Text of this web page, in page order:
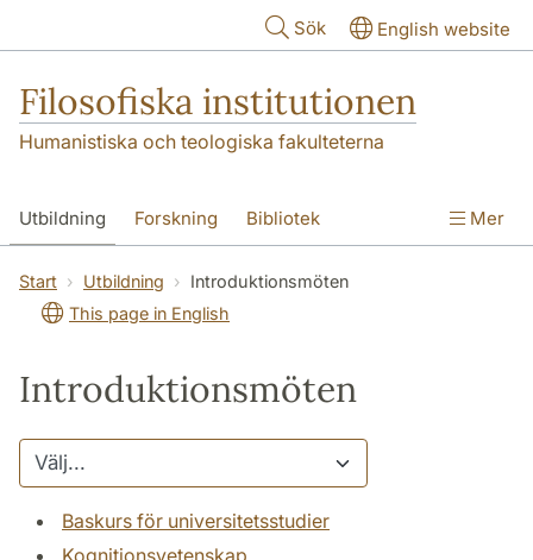
Sök English website
Filosofiska institutionen
Humanistiska och teologiska fakulteterna
Utbildning Forskning Bibliotek
Personal Kontakt Institutionen
Mer
Start Utbildning
Introduktionsmöten
This page in English
Introduktionsmöten
Baskurs för universitetsstudier